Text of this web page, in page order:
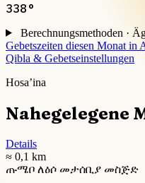
338°
Berechnungsmethoden ·
Gebetszeiten diesen Monat in
Qibla & Gebetseinstellungen
Hosa’ina
Nahegelegene
Details
≈ 0,1 km
ጡሜቦ ለዕሶ መታሰቢያ መስጅድ